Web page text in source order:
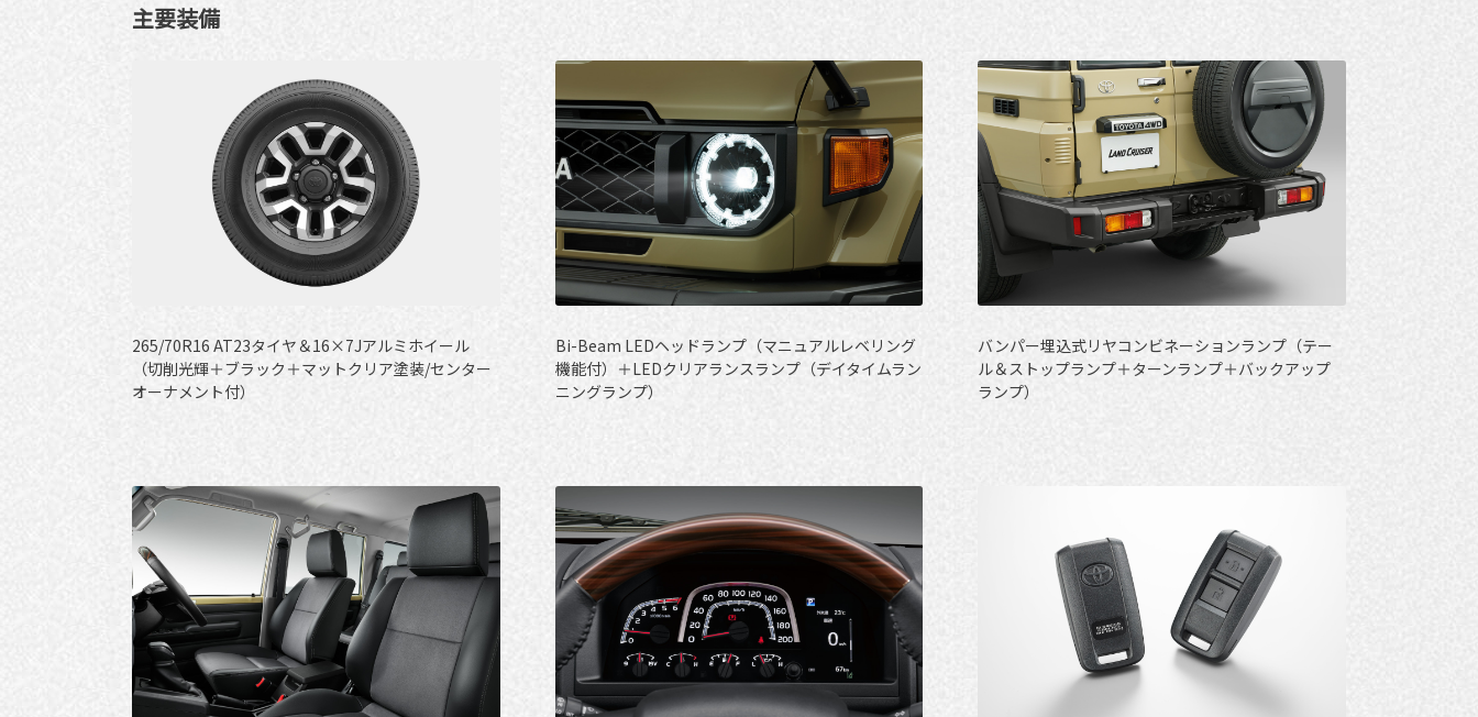
主要装備
265/70R16 AT23タイヤ＆16×7Jアルミホイール
（切削光輝＋ブラック＋マットクリア塗装/センター
オーナメント付）
Bi-Beam LEDヘッドランプ（マニュアルレベリング
機能付）＋LEDクリアランスランプ（デイタイムラン
ニングランプ）
バンパー埋込式リヤコンビネーションランプ（テー
ル＆ストップランプ＋ターンランプ＋バックアップ
ランプ）